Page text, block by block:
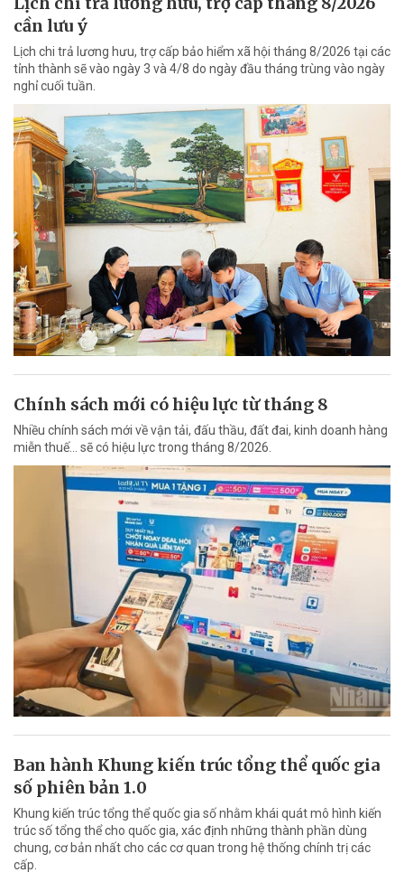
cần lưu ý
Lịch chi trả lương hưu, trợ cấp bảo hiểm xã hội tháng 8/2026 tại các
tỉnh thành sẽ vào ngày 3 và 4/8 do ngày đầu tháng trùng vào ngày
nghỉ cuối tuần.
Chính sách mới có hiệu lực từ tháng 8
Nhiều chính sách mới về vận tải, đấu thầu, đất đai, kinh doanh hàng
miễn thuế... sẽ có hiệu lực trong tháng 8/2026.
Ban hành Khung kiến trúc tổng thể quốc gia
số phiên bản 1.0
Khung kiến trúc tổng thể quốc gia số nhằm khái quát mô hình kiến
trúc số tổng thể cho quốc gia, xác định những thành phần dùng
chung, cơ bản nhất cho các cơ quan trong hệ thống chính trị các
cấp.